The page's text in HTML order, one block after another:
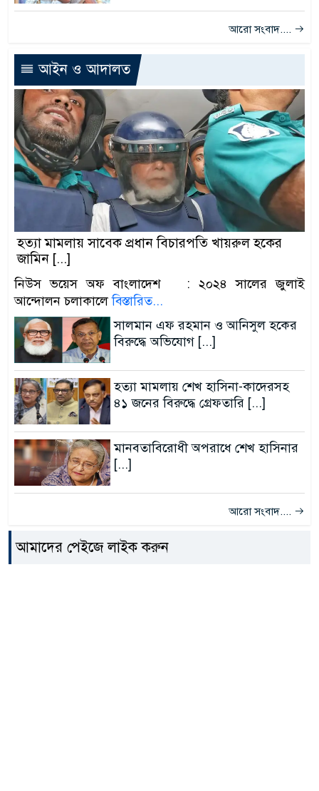
আরো সংবাদ....
আইন ও আদালত
হত্যা মামলায় সাবেক প্রধান বিচারপতি খায়রুল হকের
জামিন [...]
নিউস ভয়েস অফ বাংলাদেশ : ২০২৪ সালের জুলাই
আন্দোলন চলাকালেবিস্তারিত...
সালমান এফ রহমান ও আনিসুল হকের
বিরুদ্ধে অভিযোগ [...]
হত্যা মামলায় শেখ হাসিনা-কাদেরসহ
৪১ জনের বিরুদ্ধে গ্রেফতারি [...]
মানবতাবিরোধী অপরাধে শেখ হাসিনার
[...]
আরো সংবাদ....
আমাদের পেইজে লাইক করুন